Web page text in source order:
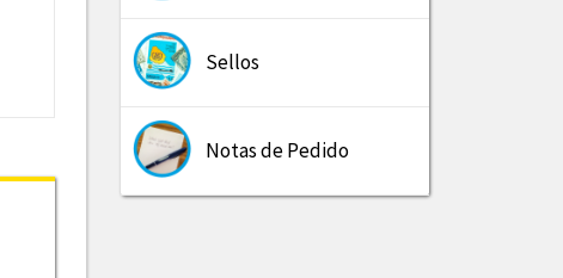
Sellos
Notas de Pedido